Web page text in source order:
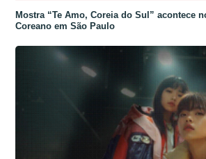
Mostra “Te Amo, Coreia do Sul” acontece
Coreano em São Paulo